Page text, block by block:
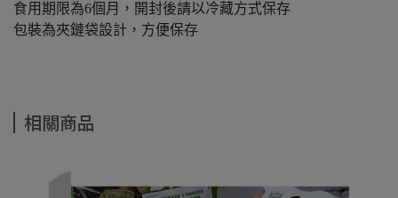
食用期限為6個月，開封後請以冷藏方式保存
包裝為夾鏈袋設計，方便保存
相關商品